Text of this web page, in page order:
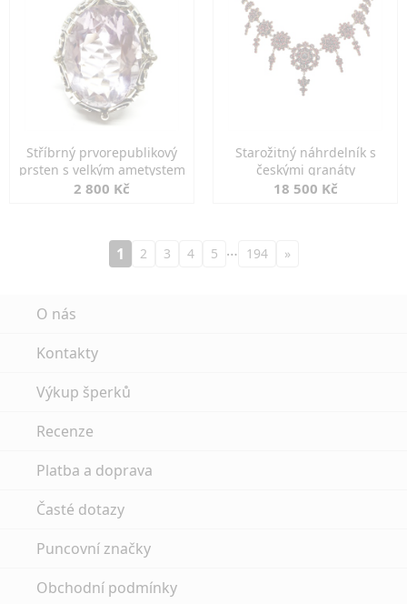
Stříbrný prvorepublikový
prsten s velkým ametystem
2 800 Kč
Starožitný náhrdelník s
českými granáty
18 500 Kč
1 2 3 4 5 … 194 »
O nás
Kontakty
Výkup šperků
Recenze
Platba a doprava
Časté dotazy
Puncovní značky
Obchodní podmínky